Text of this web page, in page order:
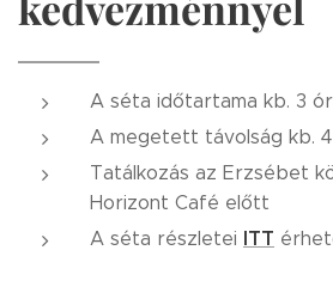
A séta időtartama kb. 3
A megetett távolság kb. 4
Tatálkozás az Erzsébet
Horizont Café előtt
A séta részletei ITT